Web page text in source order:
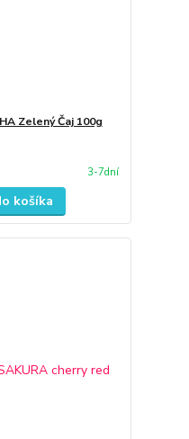
Zelený Čaj 100g
3-7dní
košíka